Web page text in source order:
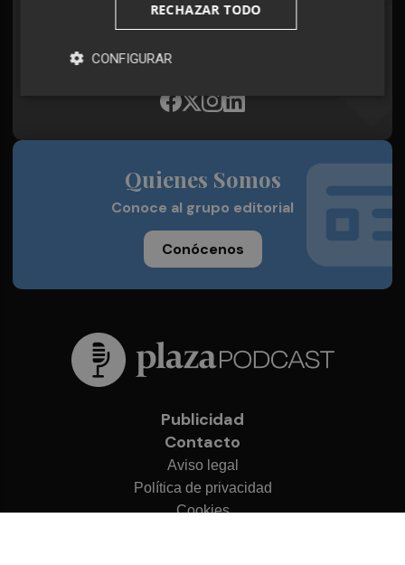
Síguenos en redes
Plaza Podcast, desde cualquier medio
Quienes Somos
Conoce al grupo editorial
Conócenos
Publicidad
Contacto
Aviso legal
Política de privacidad
Cookies
RECHAZAR TODO
CONFIGURAR